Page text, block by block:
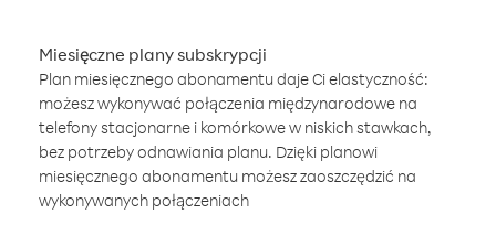
Miesięczne plany subskrypcji
Plan miesięcznego abonamentu daje Ci elastyczność:
możesz wykonywać połączenia międzynarodowe na
telefony stacjonarne i komórkowe w niskich stawkach,
bez potrzeby odnawiania planu. Dzięki planowi
miesięcznego abonamentu możesz zaoszczędzić na
wykonywanych połączeniach